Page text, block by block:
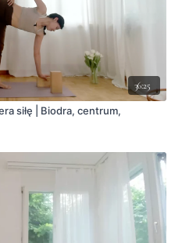
36:25
siłę | Biodra, centrum,